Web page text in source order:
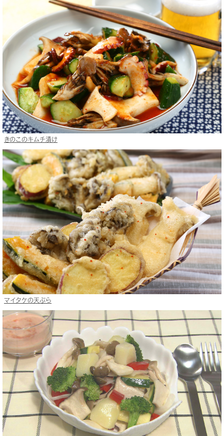
きのこのキムチ漬け
マイタケの天ぷら